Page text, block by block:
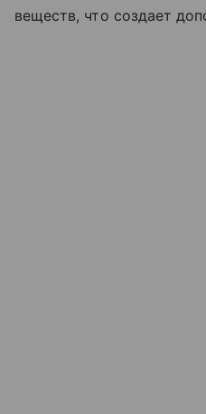
веществ, что создает